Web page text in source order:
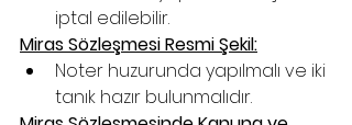
iptal edilebilir.
Miras Sözleşmesi Resmi Şekil:
Noter huzurunda yapılmalı ve iki
tanık hazır bulunmalıdır.